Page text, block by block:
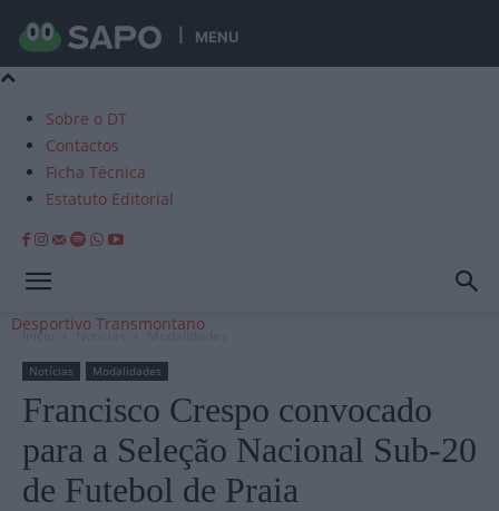
MENU
Sobre o DT
Contactos
Ficha Técnica
Estatuto Editorial
Desportivo Transmontano
Início Notícias Modalidades
Notícias Modalidades
Francisco Crespo convocado
para a Seleção Nacional Sub-20
de Futebol de Praia